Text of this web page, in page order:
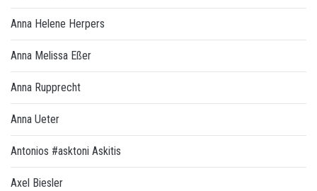
Anna Helene Herpers
Anna Melissa Eßer
Anna Rupprecht
Anna Ueter
Antonios #asktoni Askitis
Axel Biesler